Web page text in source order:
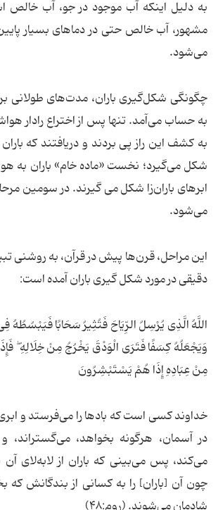
به دلیل اینکه آب موجود در جو، آب
مشهور، آب خالص حتی در دماهای بسیار
می‌شود.
چگونگی شکل‌گیری باران، مدت‌های طولانی
به حساب می‌آمد. تنها پس از اختراع رادار
به کشف این راز پی بردند و دریافتند که
شکل می‌گیرد؛ نخست «ماده خام» باران به
ابرهای باران‌زا شکل می گیرند. در سومین
می‌شود.
این مراحل، قرن‌ها پیش در قرآن، به روشنی
دقیقی در مورد شکل گیری باران آمده است:
اللَّهُ الَّذِی یُرْسِلُ الرِّیَاحَ فَتُثِیرُ سَحَابًا فَیَبْسُطُهُ
وَیَجْعَلُهُ کِسَفًا فَتَرَی الْوَدْقَ یَخْرُجُ مِنْ خِلَالِهِ
مِنْ عِبَادِهِ إِذَا هُمْ یَسْتَبْشِرُونَ
خداوند کسی است که بادها را می‌فرستد و ابری
در آسمان، هرگونه بخواهد،
می‌کند، پس می‌بینی که باران از لابه‌لای
چون آن [باران] را به کسانی از بندگانش که